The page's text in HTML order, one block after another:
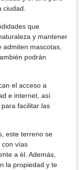
que
y mantener
admiten mascotas,
podrán
el acceso a
e internet, así
facilitar las
este terreno se
con vías
a él. Además,
la propiedad y te